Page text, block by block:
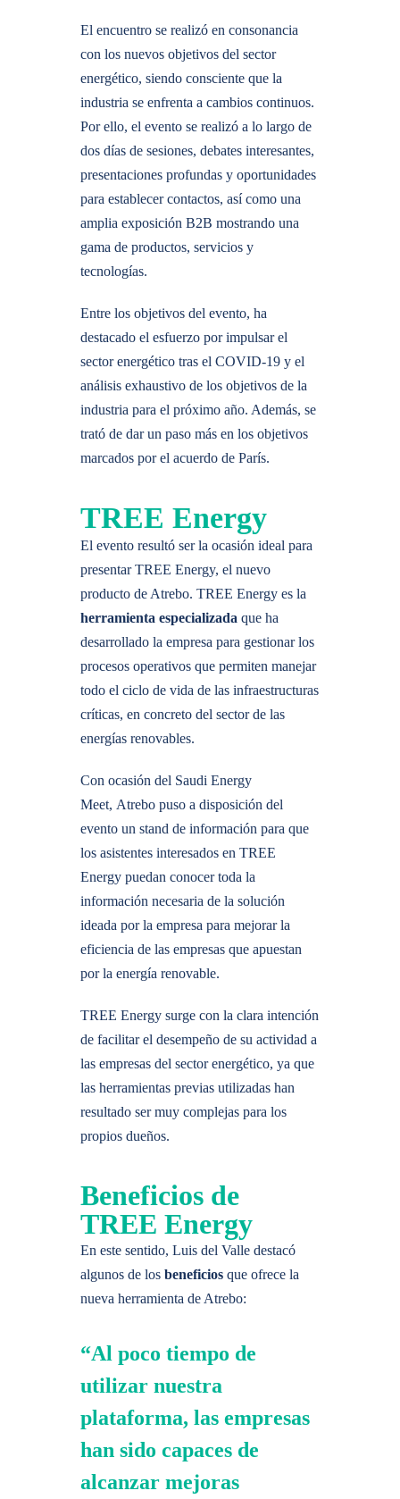
El encuentro se realizó en consonancia
con los nuevos objetivos del sector
energético, siendo consciente que la
industria se enfrenta a cambios continuos.
Por ello, el evento se realizó a lo largo de
dos días de sesiones, debates interesantes,
presentaciones profundas y oportunidades
para establecer contactos, así como una
amplia exposición B2B mostrando una
gama de productos, servicios y
tecnologías.
Entre los objetivos del evento, ha
destacado el esfuerzo por impulsar el
sector energético tras el COVID-19 y el
análisis exhaustivo de los objetivos de la
industria para el próximo año. Además, se
trató de dar un paso más en los objetivos
marcados por el acuerdo de París.
TREE Energy
El evento resultó ser la ocasión ideal para
presentar TREE Energy, el nuevo
producto de Atrebo. TREE Energy es la
herramienta especializada que ha
desarrollado la empresa para gestionar los
procesos operativos que permiten manejar
todo el ciclo de vida de las infraestructuras
críticas, en concreto del sector de las
energías renovables.
Con ocasión del Saudi Energy
Meet, Atrebo puso a disposición del
evento un stand de información para que
los asistentes interesados en TREE
Energy puedan conocer toda la
información necesaria de la solución
ideada por la empresa para mejorar la
eficiencia de las empresas que apuestan
por la energía renovable.
TREE Energy surge con la clara intención
de facilitar el desempeño de su actividad a
las empresas del sector energético, ya que
las herramientas previas utilizadas han
resultado ser muy complejas para los
propios dueños.
Beneficios de
TREE Energy
En este sentido, Luis del Valle destacó
algunos de los beneficios que ofrece la
nueva herramienta de Atrebo:
“Al poco tiempo de
utilizar nuestra
plataforma, las empresas
han sido capaces de
alcanzar mejoras